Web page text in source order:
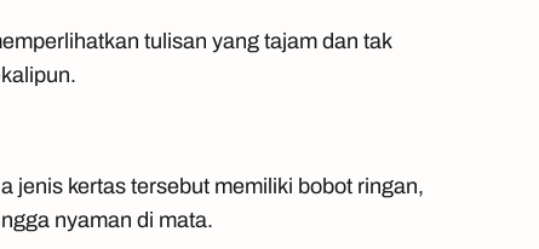
tulisan yang tajam dan tak
jenis kertas tersebut memiliki bobot ringan,
nyaman di mata.